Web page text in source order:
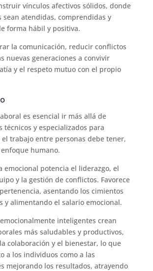
vínculos afectivos sólidos, donde
sean atendidas, comprendidas y
forma hábil y positiva.
la comunicación, reducir conflictos
nuevas generaciones a convivir
y el respeto mutuo con el propio
es esencial ir más allá de
técnicos y especializados para
trabajo entre personas debe tener,
humano.
emocional potencia el liderazgo, el
y la gestión de conflictos. Favorece
asentando los cimientos
y alimentando el salario emocional.
inteligentes crean
más saludables y productivos,
colaboración y el bienestar, lo que
a los individuos como a las
mejorando los resultados, atrayendo